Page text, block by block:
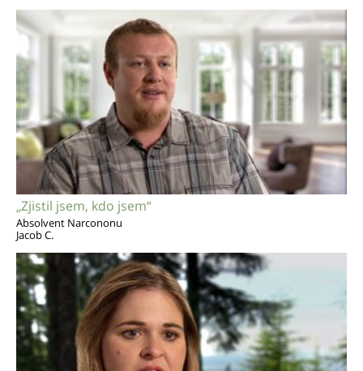
„Zjistil jsem, kdo jsem“
Absolvent Narcononu
Jacob C.